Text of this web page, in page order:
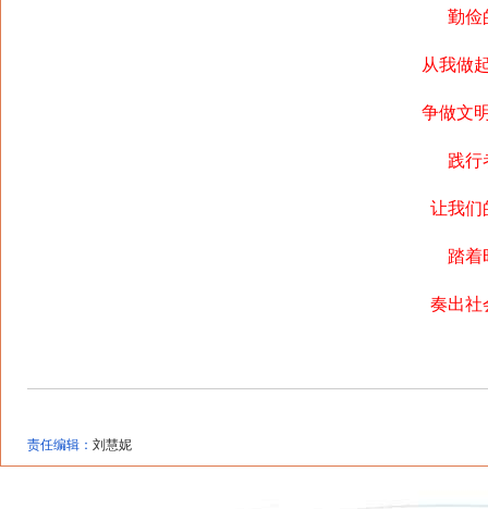
勤俭
从我做
争做文
践行
让我们
踏着
奏出社
责任编辑： 刘慧妮